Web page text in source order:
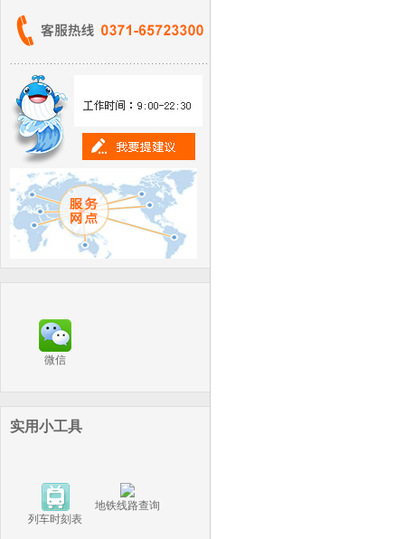
微信
实用小工具
列车时刻表
地铁线路查询